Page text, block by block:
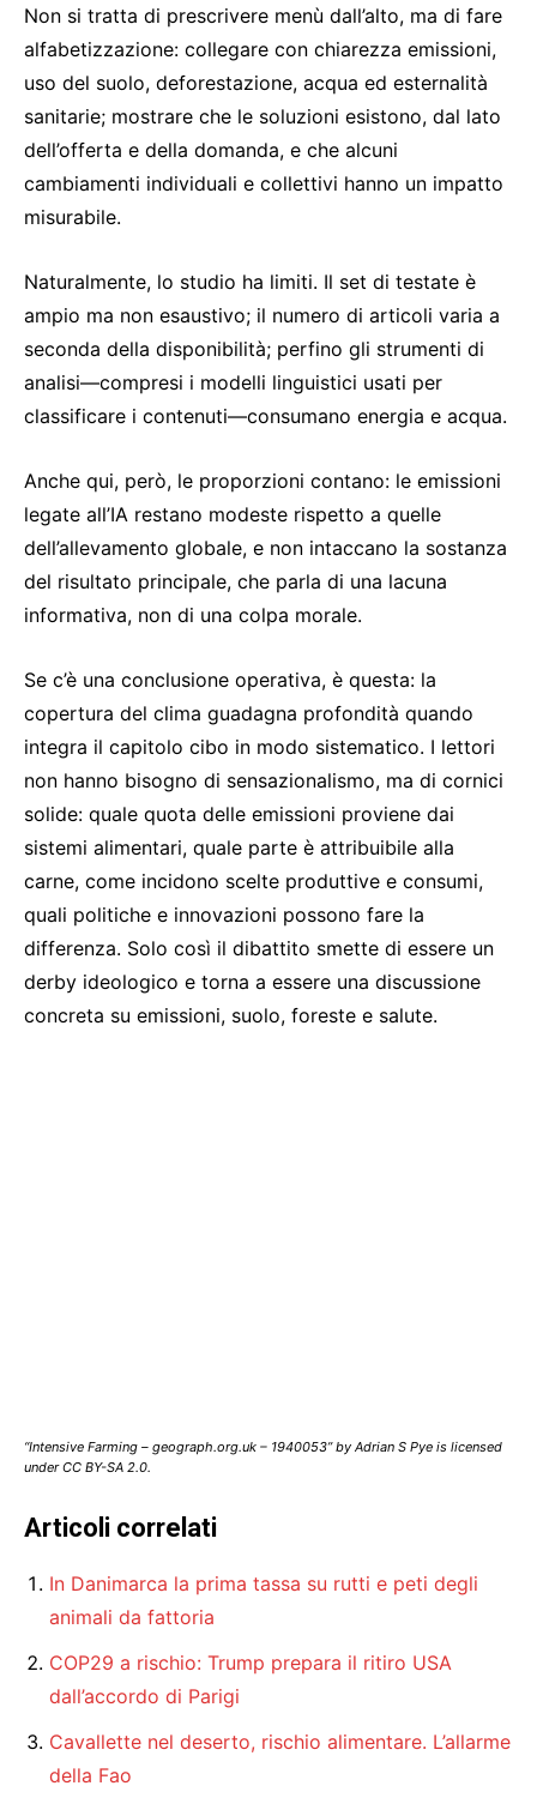
Non si tratta di prescrivere menù dall’alto, ma di fare
alfabetizzazione: collegare con chiarezza emissioni,
uso del suolo, deforestazione, acqua ed esternalità
sanitarie; mostrare che le soluzioni esistono, dal lato
dell’offerta e della domanda, e che alcuni
cambiamenti individuali e collettivi hanno un impatto
misurabile.
Naturalmente, lo studio ha limiti. Il set di testate è
ampio ma non esaustivo; il numero di articoli varia a
seconda della disponibilità; perfino gli strumenti di
analisi—compresi i modelli linguistici usati per
classificare i contenuti—consumano energia e acqua.
Anche qui, però, le proporzioni contano: le emissioni
legate all’IA restano modeste rispetto a quelle
dell’allevamento globale, e non intaccano la sostanza
del risultato principale, che parla di una lacuna
informativa, non di una colpa morale.
Se c’è una conclusione operativa, è questa: la
copertura del clima guadagna profondità quando
integra il capitolo cibo in modo sistematico. I lettori
non hanno bisogno di sensazionalismo, ma di cornici
solide: quale quota delle emissioni proviene dai
sistemi alimentari, quale parte è attribuibile alla
carne, come incidono scelte produttive e consumi,
quali politiche e innovazioni possono fare la
differenza. Solo così il dibattito smette di essere un
derby ideologico e torna a essere una discussione
concreta su emissioni, suolo, foreste e salute.
“Intensive Farming – geograph.org.uk – 1940053” by Adrian S Pye is licensed
under CC BY-SA 2.0.
Articoli correlati
In Danimarca la prima tassa su rutti e peti degli
animali da fattoria
COP29 a rischio: Trump prepara il ritiro USA
dall’accordo di Parigi
Cavallette nel deserto, rischio alimentare. L’allarme
della Fao